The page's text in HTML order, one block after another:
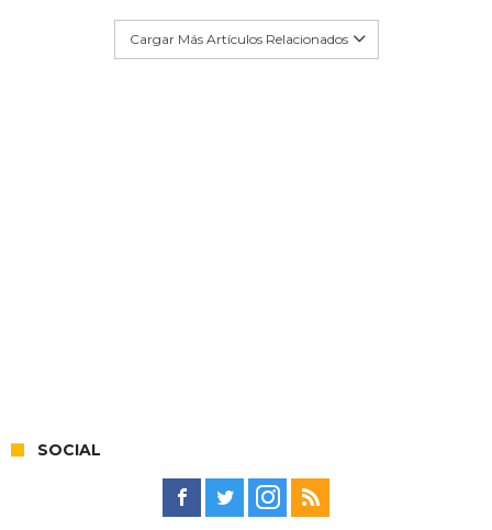
Cargar Más Artículos Relacionados
SOCIAL